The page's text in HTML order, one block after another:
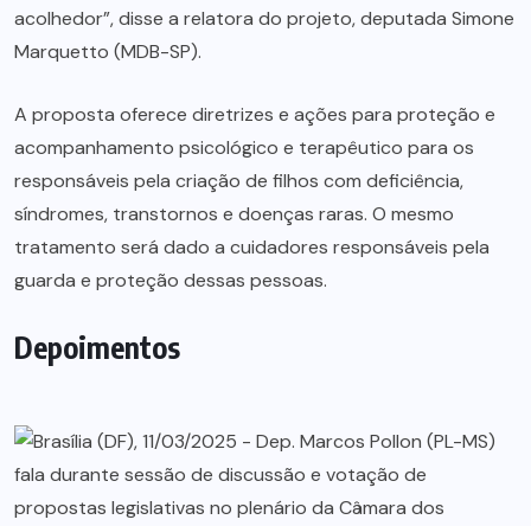
acolhedor”, disse a relatora do projeto, deputada Simone
Marquetto (MDB-SP).
A proposta oferece diretrizes e ações para proteção e
acompanhamento psicológico e terapêutico para os
responsáveis pela criação de filhos com deficiência,
síndromes, transtornos e doenças raras. O mesmo
tratamento será dado a cuidadores responsáveis pela
guarda e proteção dessas pessoas.
Depoimentos